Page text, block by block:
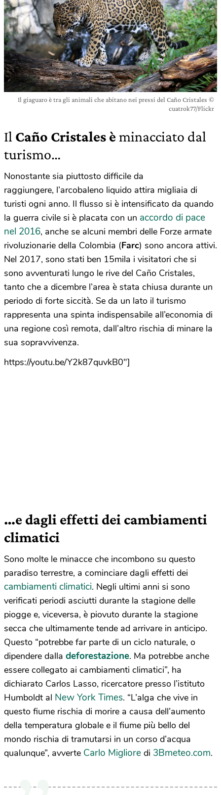
Il giaguaro è tra gli animali che abitano nei pressi del Caño Cristales ©
cuatrok77/Flickr
Il Caño Cristales è minacciato dal
turismo…
Nonostante sia piuttosto difficile da
raggiungere, l’arcobaleno liquido attira migliaia di
turisti ogni anno. Il flusso si è intensificato da quando
la guerra civile si è placata con un accordo di pace
nel 2016, anche se alcuni membri delle Forze armate
rivoluzionarie della Colombia (Farc) sono ancora attivi.
Nel 2017, sono stati ben 15mila i visitatori che si
sono avventurati lungo le rive del Caño Cristales,
tanto che a dicembre l’area è stata chiusa durante un
periodo di forte siccità. Se da un lato il turismo
rappresenta una spinta indispensabile all’economia di
una regione così remota, dall’altro rischia di minare la
sua sopravvivenza.
https://youtu.be/Y2k87quvkB0″]
…e dagli effetti dei cambiamenti
climatici
Sono molte le minacce che incombono su questo
paradiso terrestre, a cominciare dagli effetti dei
cambiamenti climatici. Negli ultimi anni si sono
verificati periodi asciutti durante la stagione delle
piogge e, viceversa, è piovuto durante la stagione
secca che ultimamente tende ad arrivare in anticipo.
Questo “potrebbe far parte di un ciclo naturale, o
dipendere dalla deforestazione. Ma potrebbe anche
essere collegato ai cambiamenti climatici”, ha
dichiarato Carlos Lasso, ricercatore presso l’istituto
Humboldt al New York Times. “L’alga che vive in
questo fiume rischia di morire a causa dell’aumento
della temperatura globale e il fiume più bello del
mondo rischia di tramutarsi in un corso d’acqua
qualunque”, avverte Carlo Migliore di 3Bmeteo.com.